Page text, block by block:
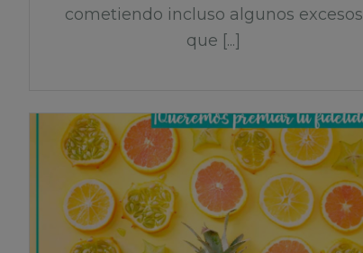
cometiendo incluso algunos excesos
que [...]